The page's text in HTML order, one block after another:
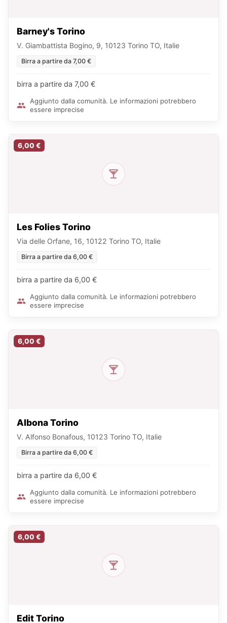
Barney's Torino
V. Giambattista Bogino, 9, 10123 Torino TO, Italie
Birra a partire da 7,00 €
birra a partire da 7,00 €
Aggiunto dalla comunità. Le informazioni potrebbero
essere imprecise
6,00 €
Les Folies Torino
Via delle Orfane, 16, 10122 Torino TO, Italie
Birra a partire da 6,00 €
birra a partire da 6,00 €
Aggiunto dalla comunità. Le informazioni potrebbero
essere imprecise
6,00 €
Albona Torino
V. Alfonso Bonafous, 10123 Torino TO, Italie
Birra a partire da 6,00 €
birra a partire da 6,00 €
Aggiunto dalla comunità. Le informazioni potrebbero
essere imprecise
6,00 €
Edit Torino